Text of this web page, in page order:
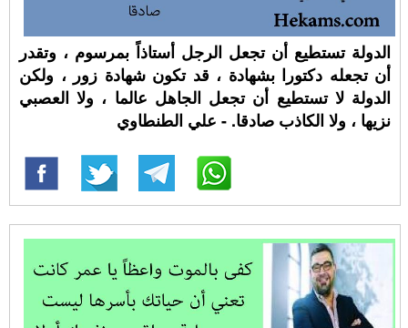
الدولة تستطيع أن تجعل الرجل أستاذاً بمرسوم ، وتقدر
أن تجعله دكتورا بشهادة ، قد تكون شهادة زور ، ولكن
الدولة لا تستطيع أن تجعل الجاهل عالما ، ولا العصبي
نزيها ، ولا الكاذب صادقا. - علي الطنطاوي